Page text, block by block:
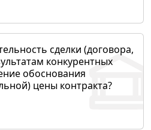
сделки (договора,
конкурентных
обоснования
цены контракта?